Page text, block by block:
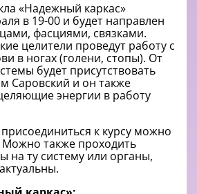
«Надежный каркас»
в 19-00 и будет направлен
фасциями, связками.
целители проведут работу с
в ногах (голени, стопы). От
будет присутствовать
Саровский и он также
энергии в работу
к курсу можно
Можно также проходить
на ту систему или органы,